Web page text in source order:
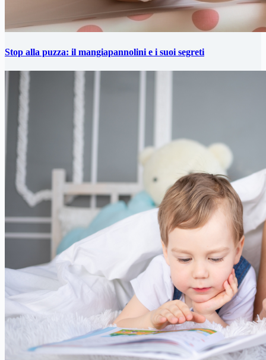
Stop alla puzza: il mangiapannolini e i suoi segreti